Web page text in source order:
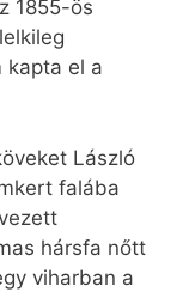
1855-ös
kapta el a
László
falába
hársfa nőtt
viharban a